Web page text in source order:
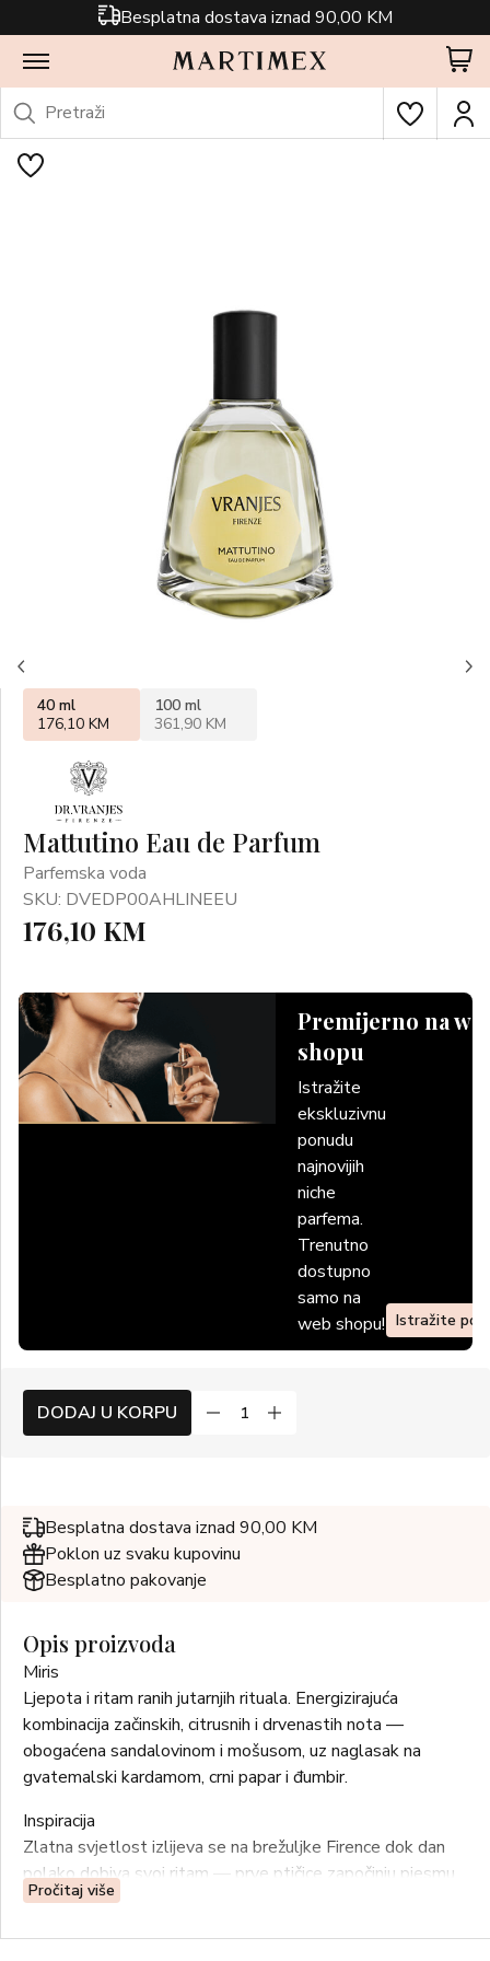
Besplatna dostava iznad 90,00 KM
Mattutino Eau de Parfum
Parfemska voda
SKU: DVEDP00AHLINEEU
176,10 KM
Premijerno na
shopu
Istražite
ekskluzivnu
ponudu
najnovijih
niche
parfema.
Trenutno
dostupno
samo na
web shopu! Istražite
40 ml
176,10 KM
100 ml
361,90 KM
DODAJ U KORPU
Besplatna dostava iznad 90,00 KM
Poklon uz svaku kupovinu
Besplatno pakovanje
Opis proizvoda
Miris
Ljepota i ritam ranih jutarnjih rituala. Energizirajuća
kombinacija začinskih, citrusnih i drvenastih nota —
obogaćena sandalovinom i mošusom, uz naglasak na
gvatemalski kardamom, crni papar i đumbir.
Inspiracija
Zlatna svjetlost izlijeva se na brežuljke Firence dok dan
polako dobiva svoj ritam — prve ptičice započinju pjesmu,
vrata prvih kafića se otvaraju, izgovara se prvo
Pročitaj više